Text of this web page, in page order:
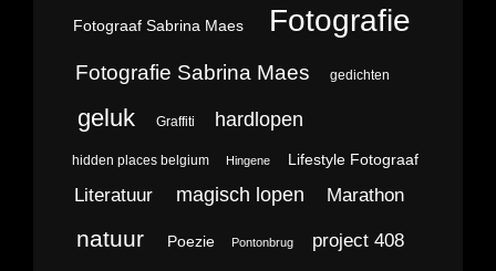
Fotograaf Sabrina Maes Fotografie
Fotografie Sabrina Maes gedichten
geluk Graffiti hardlopen
hidden places belgium Hingene Lifestyle Fotograaf
Literatuur magisch lopen Marathon
natuur Poezie Pontonbrug project 408